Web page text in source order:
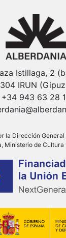
Istillaga, 2
IRUN
+34 943 63 28
la Dirección
Ministerio de Cultura